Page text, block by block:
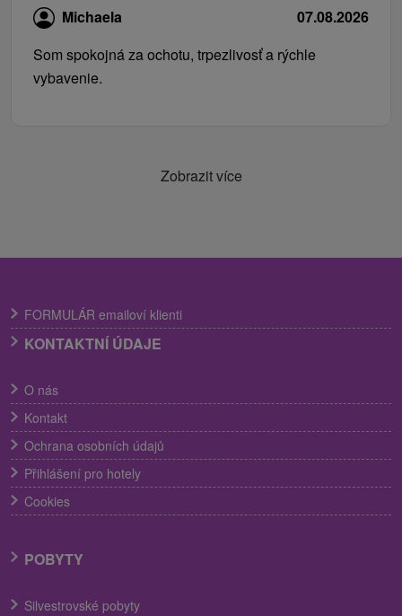
Michaela
07.08.2026
Som spokojná za ochotu, trpezlivosť a rýchle
vybavenie.
Zobrazit více
FORMULÁR emailoví klienti
KONTAKTNÍ ÚDAJE
O nás
Kontakt
Ochrana osobních údajů
Přihlášení pro hotely
Cookies
POBYTY
Silvestrovské pobyty